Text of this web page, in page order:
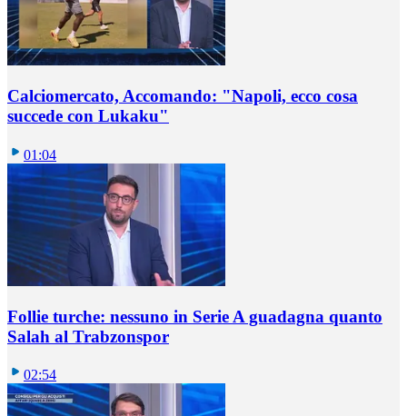
Calciomercato, Accomando: "Napoli, ecco cosa
succede con Lukaku"
01:04
Follie turche: nessuno in Serie A guadagna quanto
Salah al Trabzonspor
02:54